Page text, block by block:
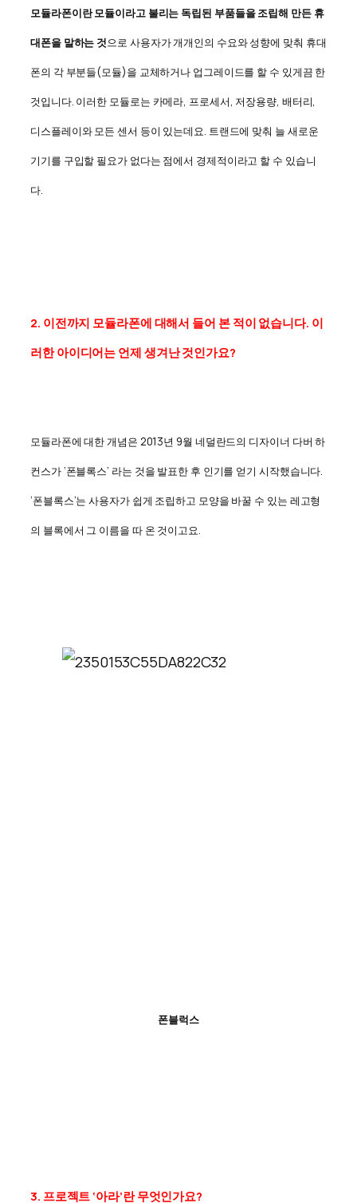
모듈라폰이란 모듈이라고 불리는 독립된 부품들을 조립해 만든 휴
대폰을 말하는 것으로 사용자가 개개인의 수요와 성향에 맞춰 휴대
폰의 각 부분들(모듈)을 교체하거나 업그레이드를 할 수 있게끔 한
것입니다. 이러한 모듈로는 카메라, 프로세서, 저장용량, 배터리,
디스플레이와 모든 센서 등이 있는데요. 트랜드에 맞춰 늘 새로운
기기를 구입할 필요가 없다는 점에서 경제적이라고 할 수 있습니
다.
2. 이전까지 모듈라폰에 대해서 들어 본 적이 없습니다. 이
러한 아이디어는 언제 생겨난 것인가요?
모듈라폰에 대한 개념은 2013년 9월 네덜란드의 디자이너 다버 하
컨스가 ‘폰블록스’ 라는 것을 발표한 후 인기를 얻기 시작했습니다.
‘폰블록스’는 사용자가 쉽게 조립하고 모양을 바꿀 수 있는 레고형
의 블록에서 그 이름을 따 온 것이고요.
폰블럭스
3. 프로젝트 ‘아라’란 무엇인가요?